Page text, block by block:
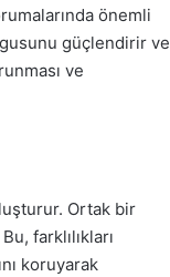
önemli
güçlendirir ve
ve
Ortak bir
farklılıkları
koruyarak